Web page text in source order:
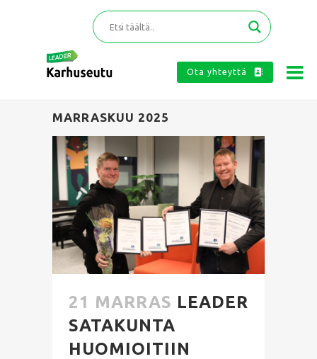
Ota yhteyttä
MARRASKUU 2025
21 MARRAS LEADER
SATAKUNTA
HUOMIOITIIN